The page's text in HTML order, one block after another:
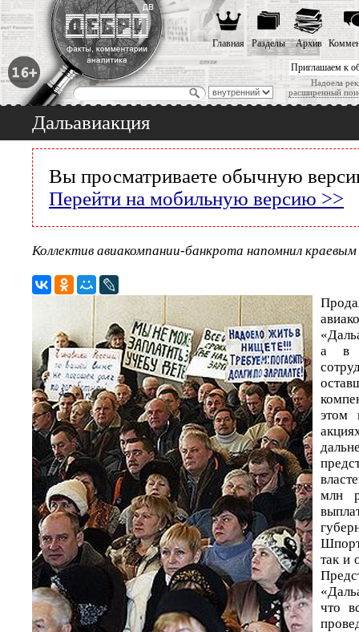
Приглашаем к
Надоела
расширенный
Главная Разделы Архив
Дальавиакция
Вы просматриваете обычную
Перейти на мобильную версию >>
Коллектив авиакомпании-банкрота напомнил
а в
этом
млн
так и
что